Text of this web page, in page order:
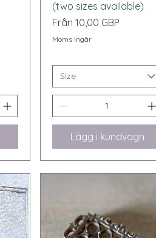
(two sizes available)
Från 10,00 GBP
Reapris
Moms ingår
Size
Lägg i kundvagn